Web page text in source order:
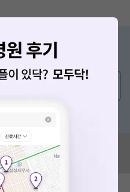
점이 있나요?
?